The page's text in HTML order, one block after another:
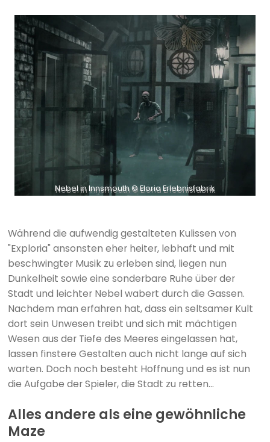
Nebel in Innsmouth © Eloria Erlebnisfabrik
Während die aufwendig gestalteten Kulissen von
"Exploria" ansonsten eher heiter, lebhaft und mit
beschwingter Musik zu erleben sind, liegen nun
Dunkelheit sowie eine sonderbare Ruhe über der
Stadt und leichter Nebel wabert durch die Gassen.
Nachdem man erfahren hat, dass ein seltsamer Kult
dort sein Unwesen treibt und sich mit mächtigen
Wesen aus der Tiefe des Meeres eingelassen hat,
lassen finstere Gestalten auch nicht lange auf sich
warten. Doch noch besteht Hoffnung und es ist nun
die Aufgabe der Spieler, die Stadt zu retten...
Alles andere als eine gewöhnliche
Maze